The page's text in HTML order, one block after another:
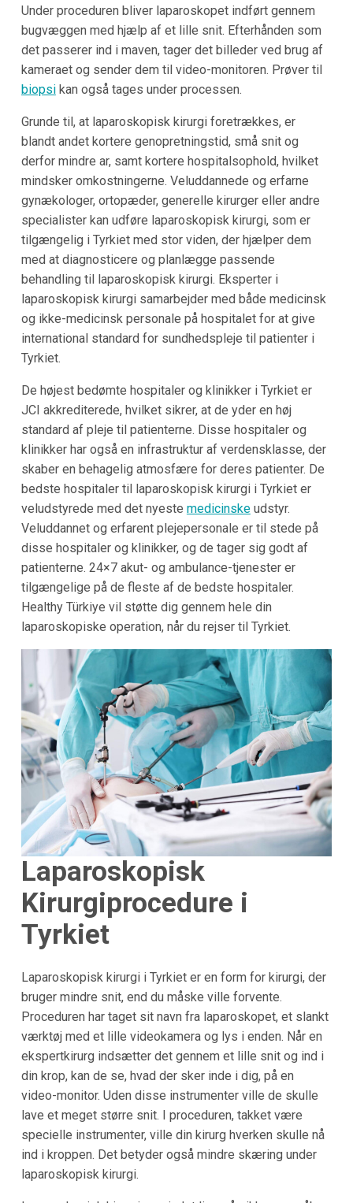
Under proceduren bliver laparoskopet indført gennem
bugvæggen med hjælp af et lille snit. Efterhånden som
det passerer ind i maven, tager det billeder ved brug af
kameraet og sender dem til video-monitoren. Prøver til
biopsikan også tages under processen.
Grunde til, at laparoskopisk kirurgi foretrækkes, er
blandt andet kortere genopretningstid, små snit og
derfor mindre ar, samt kortere hospitalsophold, hvilket
mindsker omkostningerne. Veluddannede og erfarne
gynækologer, ortopæder, generelle kirurger eller andre
specialister kan udføre laparoskopisk kirurgi, som er
tilgængelig i Tyrkiet med stor viden, der hjælper dem
med at diagnosticere og planlægge passende
behandling til laparoskopisk kirurgi. Eksperter i
laparoskopisk kirurgi samarbejder med både medicinsk
og ikke-medicinsk personale på hospitalet for at give
international standard for sundhedspleje til patienter i
Tyrkiet.
De højest bedømte hospitaler og klinikker i Tyrkiet er
JCI akkrediterede, hvilket sikrer, at de yder en høj
standard af pleje til patienterne. Disse hospitaler og
klinikker har også en infrastruktur af verdensklasse, der
skaber en behagelig atmosfære for deres patienter. De
bedste hospitaler til laparoskopisk kirurgi i Tyrkiet er
veludstyrede med det nyeste medicinskeudstyr.
Veluddannet og erfarent plejepersonale er til stede på
disse hospitaler og klinikker, og de tager sig godt af
patienterne. 24×7 akut- og ambulance-tjenester er
tilgængelige på de fleste af de bedste hospitaler.
Healthy Türkiye vil støtte dig gennem hele din
laparoskopiske operation, når du rejser til Tyrkiet.
Laparoskopisk
Kirurgiprocedure i
Tyrkiet
Laparoskopisk kirurgi i Tyrkiet er en form for kirurgi, der
bruger mindre snit, end du måske ville forvente.
Proceduren har taget sit navn fra laparoskopet, et slankt
værktøj med et lille videokamera og lys i enden. Når en
ekspertkirurg indsætter det gennem et lille snit og ind i
din krop, kan de se, hvad der sker inde i dig, på en
video-monitor. Uden disse instrumenter ville de skulle
lave et meget større snit. I proceduren, takket være
specielle instrumenter, ville din kirurg hverken skulle nå
ind i kroppen. Det betyder også mindre skæring under
laparoskopisk kirurgi.